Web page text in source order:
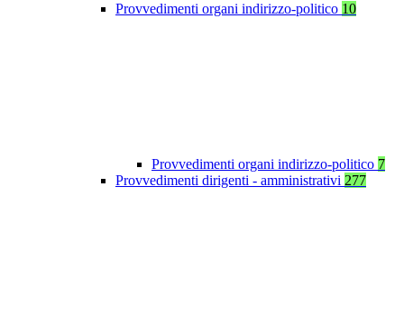
Provvedimenti organi indirizzo-politico 10
Provvedimenti organi indirizzo-politico 7
Provvedimenti dirigenti - amministrativi 277